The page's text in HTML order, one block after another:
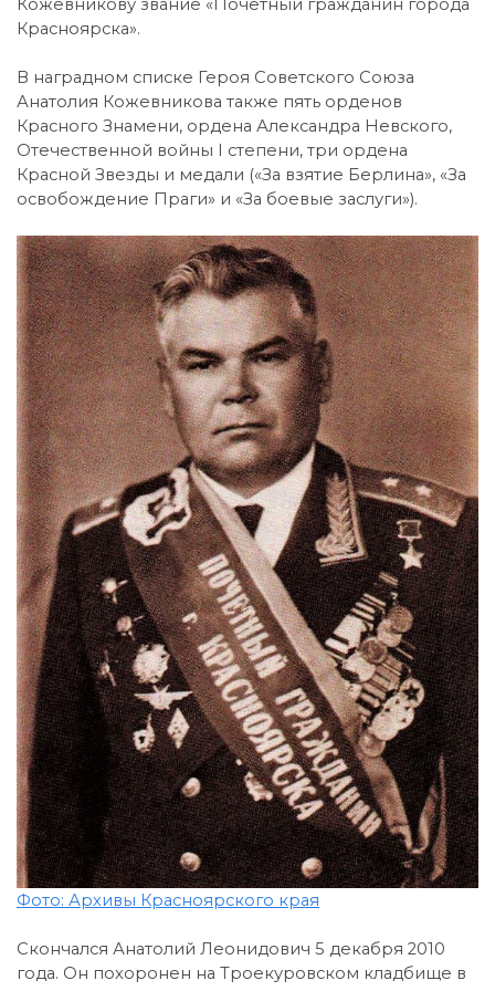
Кожевникову звание «Почётный гражданин города
Красноярска».
В наградном списке Героя Советского Союза
Анатолия Кожевникова также пять орденов
Красного Знамени, ордена Александра Невского,
Отечественной войны I степени, три ордена
Красной Звезды и медали («За взятие Берлина», «За
освобождение Праги» и «За боевые заслуги»).
Фото: Архивы Красноярского края
Скончался Анатолий Леонидович 5 декабря 2010
года. Он похоронен на Троекуровском кладбище в